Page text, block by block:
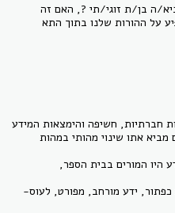
ה בן/ת זוגי/תי ?, האם זה
על ההורות שלנו בתוך התא
חברתיות, חשיפה והימצאות המידע
אתו שינוי מהותי במהות
וה 80 מוקדי הידע היו המורים בבית הספר,
כפתור, ידע מורחב, מפורט, לעוס-